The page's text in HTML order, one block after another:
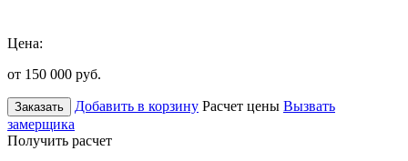
Цена:
от 150 000 руб.
Заказать Добавить в корзину Расчет цены Вызвать
замерщика
Получить расчет